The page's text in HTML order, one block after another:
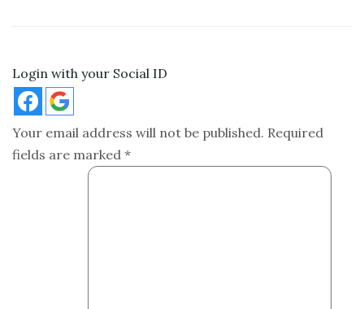
Login with your Social ID
Your email address will not be published. Required
fields are marked *